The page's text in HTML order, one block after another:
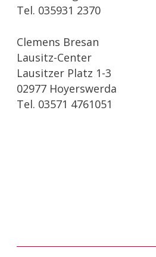
Tel. 035931 2370
Clemens Bresan
Lausitz-Center
Lausitzer Platz 1-3
02977 Hoyerswerda
Tel. 03571 4761051